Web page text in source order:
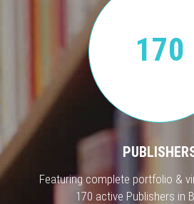
170
Featuring complete portfolio &
170 active Publishers in